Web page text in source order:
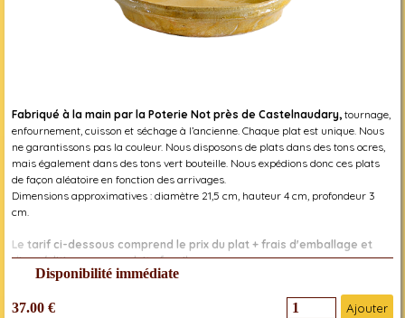
Fabriqué à la main par la Poterie Not près de Castelnaudary, tournage,
enfournement, cuisson et séchage à l’ancienne. Chaque plat est unique. Nous
ne garantissons pas la couleur. Nous disposons de plats dans des tons ocres,
mais également dans des tons vert bouteille. Nous expédions donc ces plats
de façon aléatoire en fonction des arrivages.
Dimensions approximatives : diamètre 21,5 cm, hauteur 4 cm, profondeur 3
cm.
Le tarif ci-dessous comprend le prix du plat + frais d'emballage et
d'expédition pour produits fragiles
Réf. 2000000007410
Disponibilité immédiate
37.00 € Ajouter